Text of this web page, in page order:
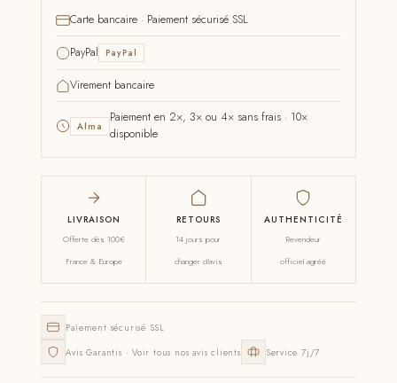
Carte bancaire · Paiement sécurisé SSL
PayPal PayPal
Virement bancaire
Alma
Paiement en 2×, 3× ou 4× sans frais · 10×
disponible
LIVRAISON
Offerte dès 100€
France & Europe
RETOURS
14 jours pour
changer d'avis
AUTHENTICITÉ
Revendeur
officiel agréé
Paiement sécurisé SSL
Avis Garantis · Voir tous nos avis clients
Service 7j/7